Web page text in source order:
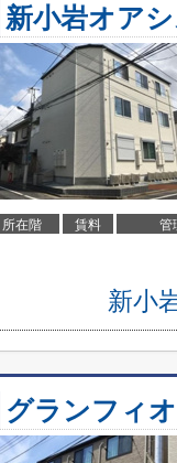
新小岩オア
所在階 賃料 管
新小
グランフィ